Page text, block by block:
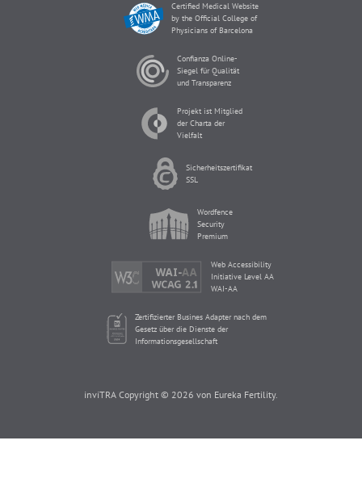
Certified Medical Website
by the Official College of
Physicians of Barcelona
Confianza Online-
Siegel für Qualität
und Transparenz
Projekt ist Mitglied
der Charta der
Vielfalt
Sicherheitszertifikat
SSL
Wordfence
Security
Premium
Web Accessibility
Initiative Level AA
WAI-AA
Zertifizierter Busines Adapter nach dem
Gesetz über die Dienste der
Informationsgesellschaft
inviTRA Copyright © 2026 von Eureka Fertility.